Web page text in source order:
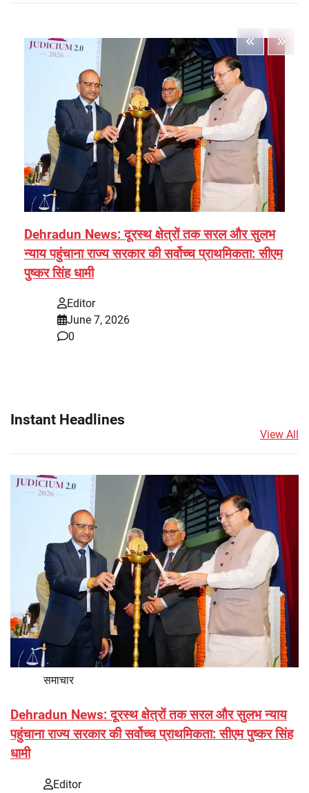
Dehradun News: दूरस्थ क्षेत्रों तक सरल और सुलभ
न्याय पहुंचाना राज्य सरकार की सर्वोच्च प्राथमिकता: सीएम
पुष्कर सिंह धामी
Editor
June 7, 2026
0
Instant Headlines
View All
समाचार
Dehradun News: दूरस्थ क्षेत्रों तक सरल और सुलभ न्याय
पहुंचाना राज्य सरकार की सर्वोच्च प्राथमिकता: सीएम पुष्कर सिंह
धामी
Editor